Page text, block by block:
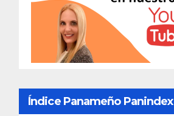
Índice Panameño Panindex